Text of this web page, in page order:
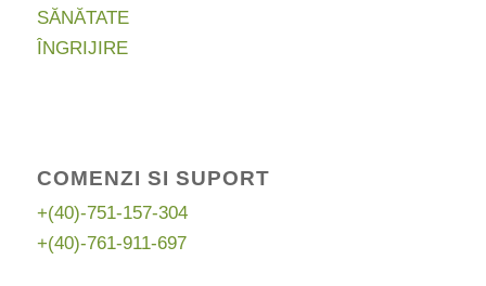
SĂNĂTATE
ÎNGRIJIRE
COMENZI SI SUPORT
+(40)-751-157-304
+(40)-761-911-697